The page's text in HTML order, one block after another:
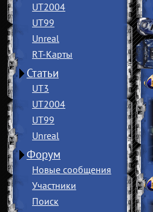
UT2004
UT99
Unreal
RT-Карты
Статьи
UT3
UT2004
UT99
Unreal
Форум
Новые сообщения
Участники
Поиск